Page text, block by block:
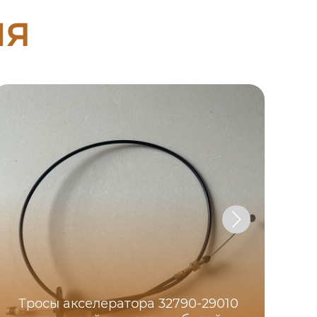
Тросы акселератора 32790-29010